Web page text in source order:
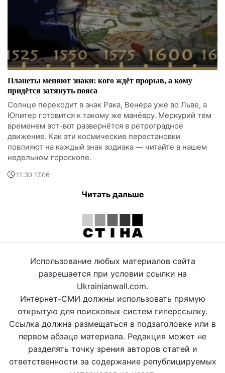
Планеты меняют знаки: кого ждёт прорыв, а кому
придётся затянуть пояса
Солнце переходит в знак Рака, Венера уже во Льве, а
Юпитер готовится к такому же манёвру. Меркурий тем
временем вот-вот развернётся в ретроградное
движение. Как эти космические перестановки
повлияют на каждый знак зодиака — читайте в нашем
недельном гороскопе.
11:30 17.06
Читать дальше
Использование любых материалов сайта
разрешается при условии ссылки на
Ukrainianwall.com.
Интернет-СМИ должны использовать прямую
открытую для поисковых систем гиперссылку.
Ссылка должна размещаться в подзаголовке или в
первом абзаце материала. Редакция может не
разделять точку зрения авторов статей и
ответственности за содержание републицируемых